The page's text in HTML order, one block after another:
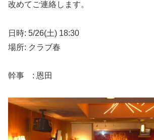
改めてご連絡します。
日時: 5/26(土) 18:30
場所: クラブ春
幹事 : 恩田